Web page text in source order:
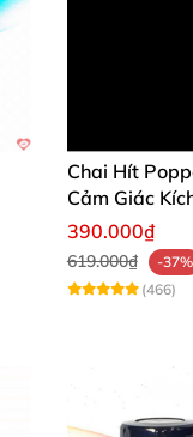
Chai Hít
Cảm Giác
390.000₫
619.000₫
-37%
(466)